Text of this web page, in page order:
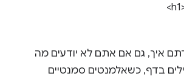
איך, גם אם אתם לא יודעים מה
בדף, כשאלמנטים סמנטיים